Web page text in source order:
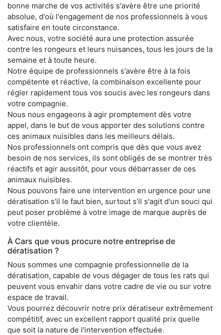
bonne marche de vos activités s'avère être une priorité
absolue, d'où l'engagement de nos professionnels à vous
satisfaire en toute circonstance.
Avec nous, votre société aura une protection assurée
contre les rongeurs et leurs nuisances, tous les jours de la
semaine et à toute heure.
Notre équipe de professionnels s'avère être à la fois
compétente et réactive, la combinaison excellente pour
régler rapidement tous vos soucis avec les rongeurs dans
votre compagnie.
Nous nous engageons à agir promptement dès votre
appel, dans le but de vous apporter des solutions contre
ces animaux nuisibles dans les meilleurs délais.
Nos professionnels ont compris que dès que vous avez
besoin de nos services, ils sont obligés de se montrer très
réactifs et agir aussitôt, pour vous débarrasser de ces
animaux nuisibles.
Nous pouvons faire une intervention en urgence pour une
dératisation s'il le faut bien, surtout s'il s'agit d'un souci qui
peut poser problème à votre image de marque auprès de
votre clientèle.
À Cars que vous procure notre entreprise de
dératisation ?
Nous sommes une compagnie professionnelle de la
dératisation, capable de vous dégager de tous les rats qui
peuvent vous envahir dans votre cadre de vie ou sur votre
espace de travail.
Vous pourrez découvrir notre prix dératiseur extrêmement
compétitif, avec un excellent rapport qualité prix quelle
que soit la nature de l'intervention effectuée.